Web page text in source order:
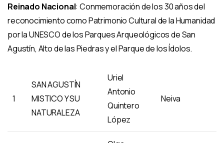
Reinado Nacional: Conmemoración de los 30 años del
reconocimiento como Patrimonio Cultural de la Humanidad
por la UNESCO de los Parques Arqueológicos de San
Agustín, Alto de las Piedras y el Parque de los Ídolos.
1
SAN AGUSTÍN
MISTICO Y SU
NATURALEZA
Uriel
Antonio
Quintero
López
Neiva